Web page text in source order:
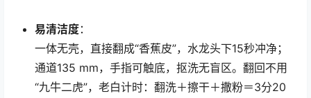
易清洁度：
一体无壳，直接翻成“香蕉皮”，水龙头下15秒冲净；
通道135 mm，手指可触底，抠洗无盲区。翻回不用
“九牛二虎”，老白计时：翻洗＋擦干＋撒粉＝3分20